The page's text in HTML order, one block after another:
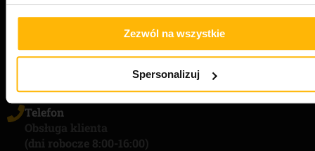
Zezwól na wszystkie
Spersonalizuj
DANE KONTAKTOWE
Telefon
Obsługa klienta
(dni robocze 8:00-16:00)